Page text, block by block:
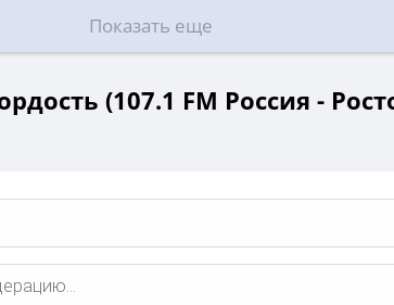
Показать еще
(107.1 FM Россия -